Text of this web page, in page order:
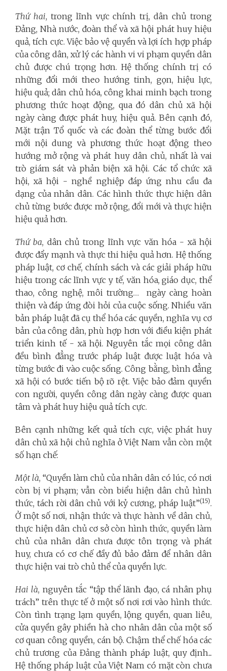
Thứ hai, trong lĩnh vực chính trị, dân chủ trong
Đảng, Nhà nước, đoàn thể và xã hội phát huy hiệu
quả, tích cực. Việc bảo vệ quyền và lợi ích hợp pháp
của công dân, xử lý các hành vi vi phạm quyền dân
chủ được chú trọng hơn. Hệ thống chính trị có
những đổi mới theo hướng tinh, gọn, hiệu lực,
hiệu quả; dân chủ hóa, công khai minh bạch trong
phương thức hoạt động, qua đó dân chủ xã hội
ngày càng được phát huy, hiệu quả. Bên cạnh đó,
Mặt trận Tổ quốc và các đoàn thể từng bước đổi
mới nội dung và phương thức hoạt động theo
hướng mở rộng và phát huy dân chủ, nhất là vai
trò giám sát và phản biện xã hội. Các tổ chức xã
hội, xã hội - nghề nghiệp đáp ứng nhu cầu đa
dạng của nhân dân. Các hình thức thực hiện dân
chủ từng bước được mở rộng, đổi mới và thực hiện
hiệu quả hơn.
Thứ ba, dân chủ trong lĩnh vực văn hóa - xã hội
được đẩy mạnh và thực thi hiệu quả hơn. Hệ thống
pháp luật, cơ chế, chính sách và các giải pháp hữu
hiệu trong các lĩnh vực y tế, văn hóa, giáo dục, thể
thao, công nghệ, môi trường… ngày càng hoàn
thiện và đáp ứng đòi hỏi của cuộc sống. Nhiều văn
bản pháp luật đã cụ thể hóa các quyền, nghĩa vụ cơ
bản của công dân, phù hợp hơn với điều kiện phát
triển kinh tế - xã hội. Nguyên tắc mọi công dân
đều bình đẳng trước pháp luật được luật hóa và
từng bước đi vào cuộc sống. Công bằng, bình đẳng
xã hội có bước tiến bộ rõ rệt. Việc bảo đảm quyền
con người, quyền công dân ngày càng được quan
tâm và phát huy hiệu quả tích cực.
Bên cạnh những kết quả tích cực, việc phát huy
dân chủ xã hội chủ nghĩa ở Việt Nam vẫn còn một
số hạn chế:
Một là, “Quyền làm chủ của nhân dân có lúc, có nơi
còn bị vi phạm; vẫn còn biểu hiện dân chủ hình
thức, tách rời dân chủ với kỷ cương, pháp luật”(15).
Ở một số nơi, nhận thức và thực hành về dân chủ,
thực hiện dân chủ cơ sở còn hình thức, quyền làm
chủ của nhân dân chưa được tôn trọng và phát
huy, chưa có cơ chế đầy đủ bảo đảm để nhân dân
thực hiện vai trò chủ thể của quyền lực.
Hai là, nguyên tắc “tập thể lãnh đạo, cá nhân phụ
trách” trên thực tế ở một số nơi rơi vào hình thức.
Còn tình trạng lạm quyền, lộng quyền, quan liêu,
cửa quyền gây phiền hà cho nhân dân của một số
cơ quan công quyền, cán bộ. Chậm thể chế hóa các
chủ trương của Đảng thành pháp luật, quy định...
Hệ thống pháp luật của Việt Nam có mặt còn chưa